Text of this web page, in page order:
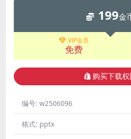
199金
VIP会员
免费
购买下载权
编号: w2506096
格式: pptx